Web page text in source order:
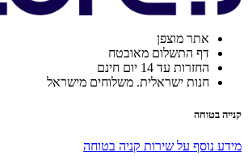
אתר מוצפן
דף התשלום מאובטח
החזרות עד 14 יום חינם
חנות ישראלית. משלוחים מישראל
קנייה בטוחה
מידע נוסף על שירות קניה בטוחה